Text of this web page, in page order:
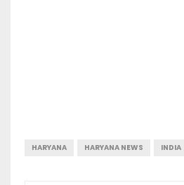
HARYANA HARYANA NEWS INDIA